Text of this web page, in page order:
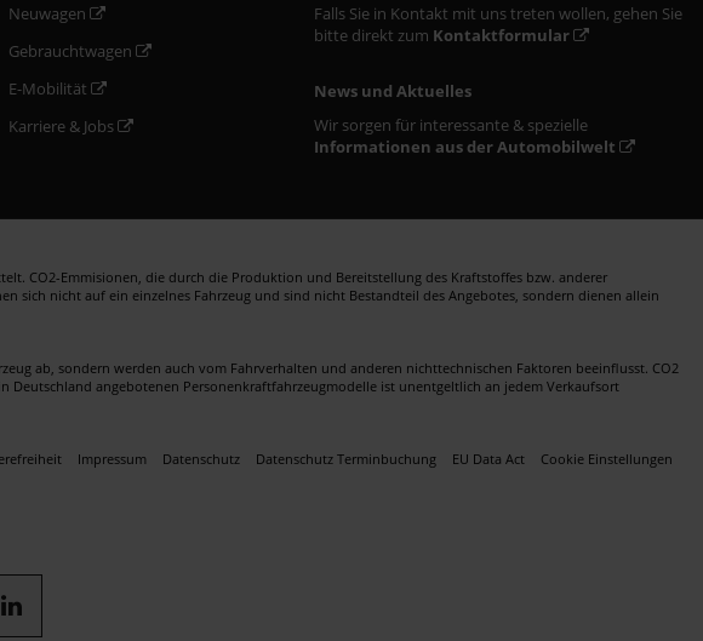
Neuwagen
Gebrauchtwagen
E-Mobilität
Karriere & Jobs
Falls Sie in Kontakt mit uns treten wollen, gehen Sie
bitte direkt zum Kontaktformular
News und Aktuelles
Wir sorgen für interessante & spezielle
Informationen aus der Automobilwelt
CO2-Emmisionen, die durch die Produktion und Bereitstellung des Kraftstoffes bzw. anderer
sich nicht auf ein einzelnes Fahrzeug und sind nicht Bestandteil des Angebotes, sondern dienen allein
ab, sondern werden auch vom Fahrverhalten und anderen nichttechnischen Faktoren beeinflusst. CO2
angebotenen Personenkraftfahrzeugmodelle ist unentgeltlich an jedem Verkaufsort
Impressum Datenschutz Datenschutz Terminbuchung EU Data Act Cookie Einstellungen